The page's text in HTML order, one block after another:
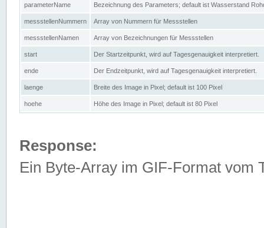
parameterName Bezeichnung des Parameters; default ist Wasserstand
messstellenNummern Array von Nummern für Messstellen
messstellenNamen Array von Bezeichnungen für Messstellen
start Der Startzeitpunkt, wird auf Tagesgenauigkeit interpretiert.
ende Der Endzeitpunkt, wird auf Tagesgenauigkeit interpretiert.
laenge Breite des Image in Pixel; default ist 100 Pixel
hoehe Höhe des Image in Pixel; default ist 80 Pixel
Response:
Ein Byte-Array im GIF-Format vom